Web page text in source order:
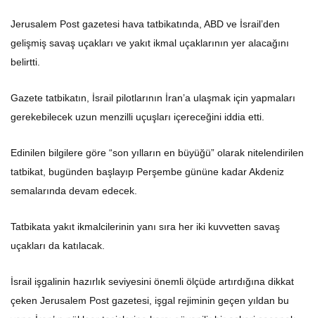
Jerusalem Post gazetesi hava tatbikatında, ABD ve İsrail’den
gelişmiş savaş uçakları ve yakıt ikmal uçaklarının yer alacağını
belirtti.
Gazete tatbikatın, İsrail pilotlarının İran’a ulaşmak için yapmaları
gerekebilecek uzun menzilli uçuşları içereceğini iddia etti.
Edinilen bilgilere göre “son yılların en büyüğü” olarak nitelendirilen
tatbikat, bugünden başlayıp Perşembe gününe kadar Akdeniz
semalarında devam edecek.
Tatbikata yakıt ikmalcilerinin yanı sıra her iki kuvvetten savaş
uçakları da katılacak.
İsrail işgalinin hazırlık seviyesini önemli ölçüde artırdığına dikkat
çeken Jerusalem Post gazetesi, işgal rejiminin geçen yıldan bu